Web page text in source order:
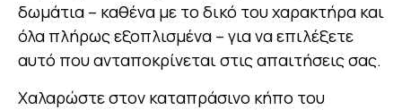
δωμάτια – καθένα με το δικό του χαρακτήρα και
όλα πλήρως εξοπλισμένα – για να επιλέξετε
αυτό που ανταποκρίνεται στις απαιτήσεις σας.
Χαλαρώστε στον καταπράσινο κήπο του